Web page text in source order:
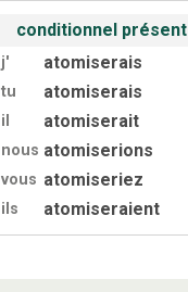
conditionnel présent
j' atomiserais
tu atomiserais
il atomiserait
nous atomiserions
vous atomiseriez
ils atomiseraient